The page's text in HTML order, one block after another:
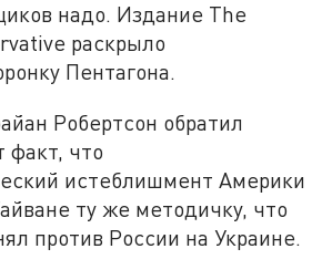
надо. Издание The
раскрыло
Пентагона.
Робертсон обратил
факт, что
истеблишмент Америки
ту же методичку, что
против России на Украине.